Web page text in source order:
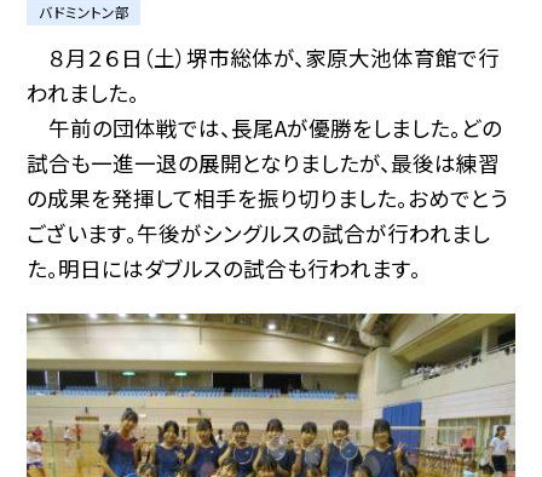
バドミントン部
８月２６日（土）堺市総体が、家原大池体育館で行
われました。
午前の団体戦では、長尾Aが優勝をしました。どの
試合も一進一退の展開となりましたが、最後は練習
の成果を発揮して相手を振り切りました。おめでとう
ございます。午後がシングルスの試合が行われまし
た。明日にはダブルスの試合も行われます。